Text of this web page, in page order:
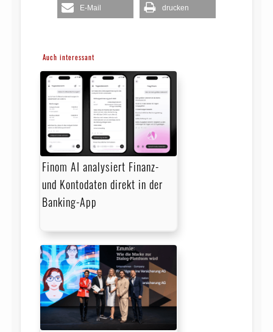
E-Mail drucken
Auch interessant
Finom AI analysiert Finanz-
und Kontodaten direkt in der
Banking-App